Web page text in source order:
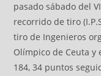
pasado sábado del
recorrido de tiro
tiro de Ingenieros
Olímpico de Ceuta y
184, 34 puntos